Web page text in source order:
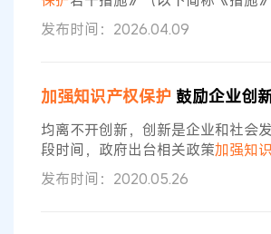
保护
紧扣医药产业创新发展需求，围绕“
强化企业承诺、健全纠纷处理、优化
创新医药知识产权跨部门会商机制
制，部门协同开展联合研判、政策
产权案件办理结果、药品三类声明
发布时间：2026.04.09
加强知识产权保护 鼓励企业创
均离不开创新，创新是企业和社会
段时间，政府出台相关政策加强知
鼓励企业创新将起到重要作用。 在
《政府工作报告》指出，提高科技
稳定支持基础研究和应用基础研究
发布时间：2020.05.26